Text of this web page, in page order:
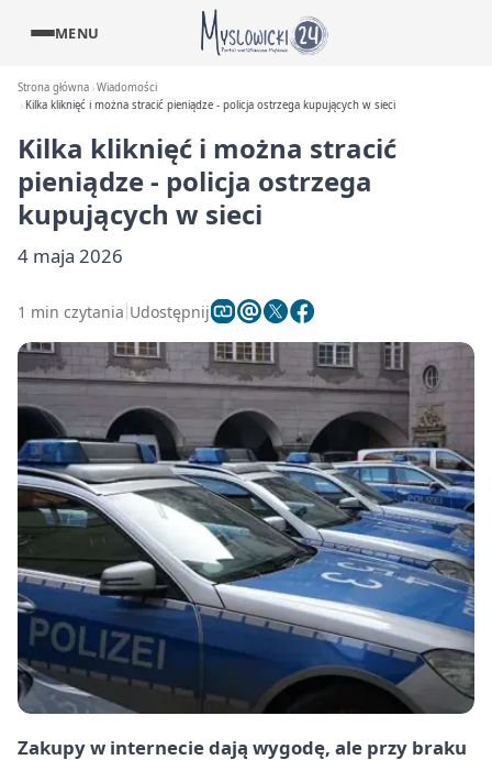
MENU
Strona główna Wiadomości
Kilka kliknięć i można stracić pieniądze - policja ostrzega kupujących w sieci
Kilka kliknięć i można stracić
pieniądze - policja ostrzega
kupujących w sieci
4 maja 2026
1 min czytania Udostępnij
Zakupy w internecie dają wygodę, ale przy braku